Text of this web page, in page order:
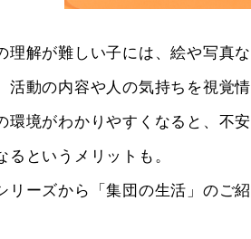
理解が難しい子には、絵や写真
活動の内容や人の気持ちを視覚
環境がわかりやすくなると、不
るというメリットも。
リーズから「集団の生活」のご紹